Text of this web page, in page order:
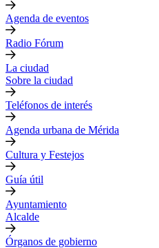
Agenda de eventos
Radio Fórum
La ciudad
Sobre la ciudad
Teléfonos de interés
Agenda urbana de Mérida
Cultura y Festejos
Guía útil
Ayuntamiento
Alcalde
Órganos de gobierno